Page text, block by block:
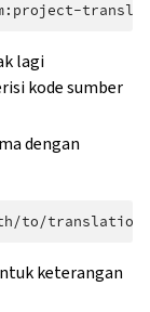
lagi
kode sumber
dengan
keterangan